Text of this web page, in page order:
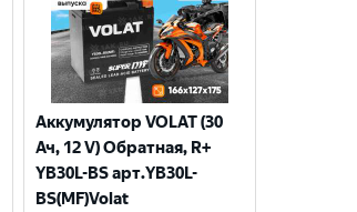
Аккумулятор VOLAT (30
Ач, 12 V) Обратная, R+
YB30L-BS арт.YB30L-
BS(MF)Volat